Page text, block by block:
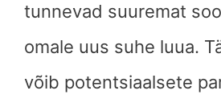
tunnevad suuremat
omale uus suhe luua.
võib potentsiaalsete